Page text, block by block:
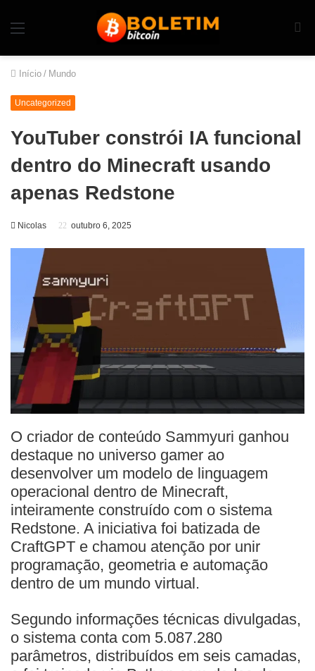
Início / Mundo
Uncategorized
YouTuber constrói IA funcional
dentro do Minecraft usando
apenas Redstone
Nicolas outubro 6, 2025
O criador de conteúdo Sammyuri ganhou
destaque no universo gamer ao
desenvolver um modelo de linguagem
operacional dentro de Minecraft,
inteiramente construído com o sistema
Redstone. A iniciativa foi batizada de
CraftGPT e chamou atenção por unir
programação, geometria e automação
dentro de um mundo virtual.
Segundo informações técnicas divulgadas,
o sistema conta com 5.087.280
parâmetros, distribuídos em seis camadas,